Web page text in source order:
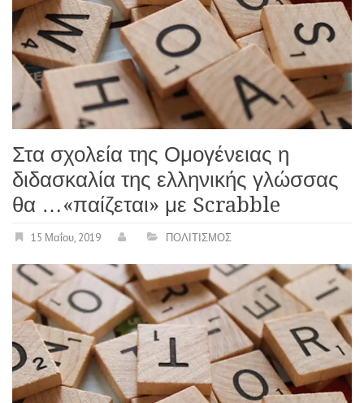
Στα σχολεία της Ομογένειας η
διδασκαλία της ελληνικής γλώσσας
θα …«παίζεται» με Scrabble
15 Μαΐου, 2019 ΠΟΛΙΤΙΣΜΟΣ